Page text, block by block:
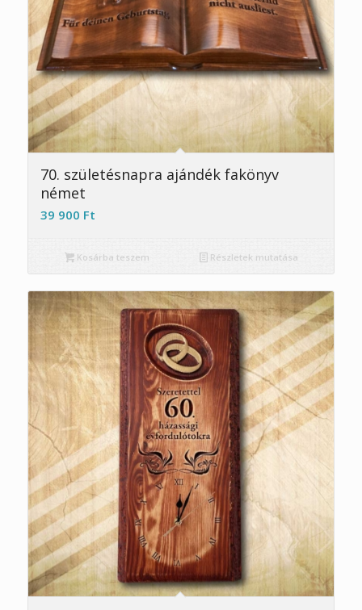
70. születésnapra ajándék fakönyv
német
39 900 Ft
Kosárba teszem Részletek mutatása